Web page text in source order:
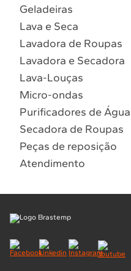
Geladeiras
Lava e Seca
Lavadora de Roupas
Lavadora e Secadora
Lava-Louças
Micro-ondas
Purificadores de Água
Secadora de Roupas
Peças de reposição
Atendimento